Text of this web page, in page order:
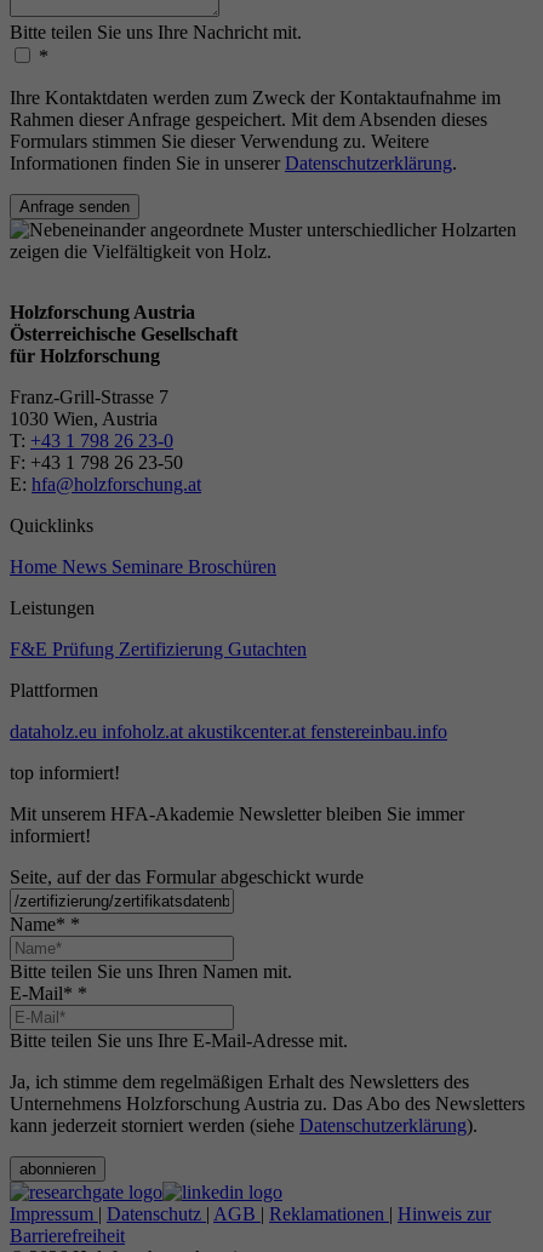
Bitte teilen Sie uns Ihre Nachricht mit.
*
Ihre Kontaktdaten werden zum Zweck der Kontaktaufnahme im
Rahmen dieser Anfrage gespeichert. Mit dem Absenden dieses
Formulars stimmen Sie dieser Verwendung zu. Weitere
Informationen finden Sie in unserer Datenschutzerklärung.
Anfrage senden
Holzforschung Austria
Österreichische Gesellschaft
für Holzforschung
Franz-Grill-Strasse 7
1030 Wien, Austria
T: +43 1 798 26 23-0
​​F: +43 1 798 26 23-50
E: hfa@holzforschung.at
Quicklinks
Home News Seminare Broschüren
Leistungen
F&E Prüfung Zertifizierung Gutachten
Plattformen
dataholz.eu infoholz.at akustikcenter.at fenstereinbau.info
top informiert!
Mit unserem HFA-Akademie Newsletter bleiben Sie immer
informiert!
Seite, auf der das Formular abgeschickt wurde
Name* *
Bitte teilen Sie uns Ihren Namen mit.
E-Mail* *
Bitte teilen Sie uns Ihre E-Mail-Adresse mit.
Ja, ich stimme dem regelmäßigen Erhalt des Newsletters des
Unternehmens Holzforschung Austria zu. Das Abo des Newsletters
kann jederzeit storniert werden (siehe Datenschutzerklärung).
abonnieren
Impressum | Datenschutz | AGB | Reklamationen | Hinweis zur
Barrierefreiheit